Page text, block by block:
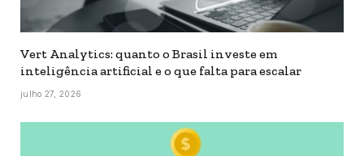
Vert Analytics: quanto o Brasil investe em
inteligência artificial e o que falta para escalar
julho 27, 2026